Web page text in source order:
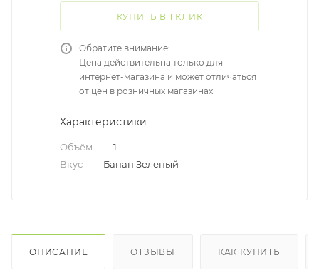
КУПИТЬ В 1 КЛИК
Обратите внимание:
Цена действительна только для
интернет-магазина и может отличаться
от цен в розничных магазинах
Характеристики
Объём — 1
Вкус — Банан Зеленый
ОПИСАНИЕ ОТЗЫВЫ КАК КУПИТЬ